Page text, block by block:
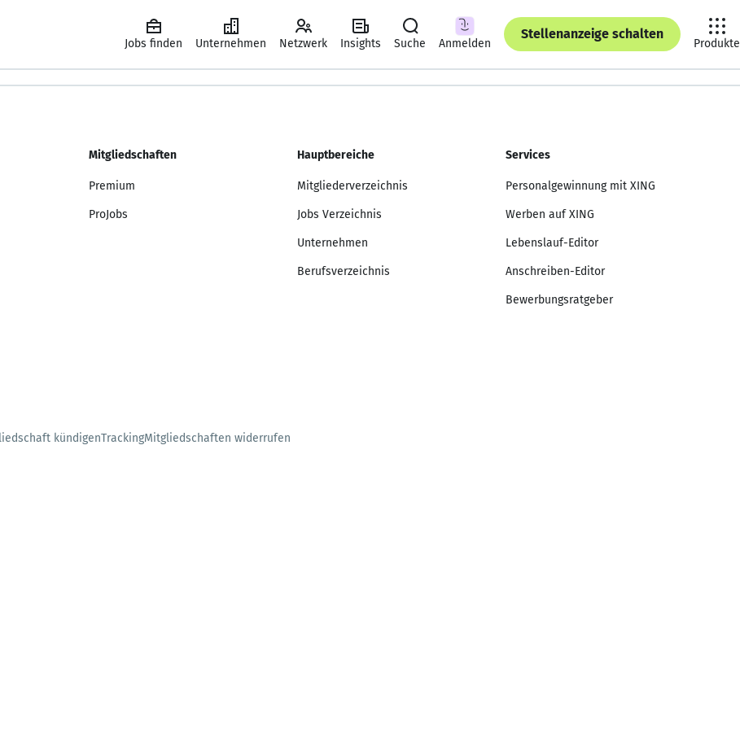
Jobs finden Unternehmen Netzwerk Insights Suche Anmelden
Stellenanzeige schalten
Produkte
Mitgliedschaften
Premium
ProJobs
Hauptbereiche
Mitgliederverzeichnis
Jobs Verzeichnis
Unternehmen
Berufsverzeichnis
Services
Personalgewinnung mit XING
Werben auf XING
Lebenslauf-Editor
Anschreiben-Editor
Bewerbungsratgeber
kündigenTrackingMitgliedschaften widerrufen